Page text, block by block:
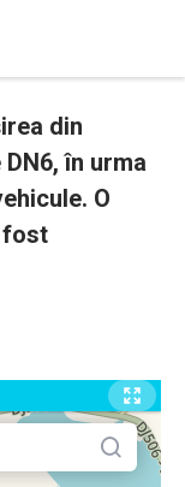
din
în urma
O
fost